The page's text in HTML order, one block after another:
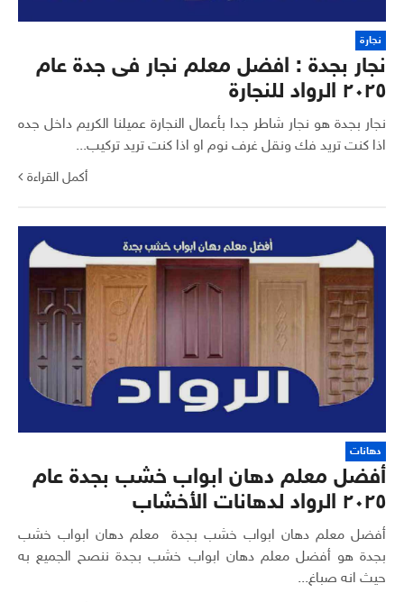
نجارة
نجار بجدة : افضل معلم نجار فى جدة عام
٢٠٢٥ الرواد للنجارة
نجار بجدة هو نجار شاطر جدا بأعمال النجارة عميلنا الكريم داخل جده
اذا كنت تريد فك ونقل غرف نوم او اذا كنت تريد تركيب...
أكمل القراءة
دهانات
أفضل معلم دهان ابواب خشب بجدة عام
٢٠٢٥ الرواد لدهانات الأخشاب
أفضل معلم دهان ابواب خشب بجدة معلم دهان ابواب خشب
بجدة هو أفضل معلم دهان ابواب خشب بجدة ننصح الجميع به
حيث انه صباغ...